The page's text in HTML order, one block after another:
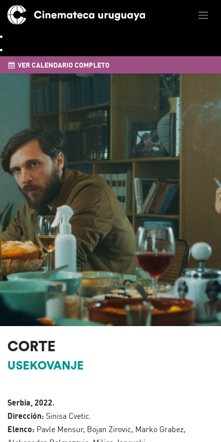
VER CALENDARIO COMPLETO
CORTE
USEKOVANJE
Serbia, 2022.
Dirección: Sinisa Cvetic.
Elenco: Pavle Mensur, Bojan Zirovic, Marko Grabez,